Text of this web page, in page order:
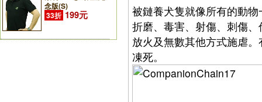
念版(S)
33折 199元
被鏈養犬隻就像所有的動
折磨、毒害、射傷、刺傷
放火及無數其他方式施虐
凍死。